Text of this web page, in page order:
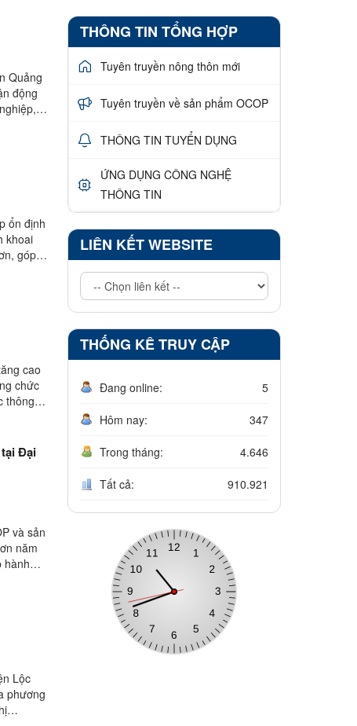
Quảng
động
ổn định
khoai
góp
cao
chức
thông
và sản
năm
hành
Lộc
phương
THÔNG TIN TỔNG HỢP
Tuyên truyền nông thôn mới
Tuyên truyền về sản phẩm OCOP
THÔNG TIN TUYỂN DỤNG
ỨNG DỤNG CÔNG NGHỆ
THÔNG TIN
LIÊN KẾT WEBSITE
THỐNG KÊ TRUY CẬP
Đang online: 5
Hôm nay: 347
Trong tháng: 4.646
Tất cả: 910.921